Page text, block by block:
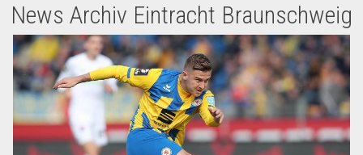
News Archiv Eintracht Braunschweig